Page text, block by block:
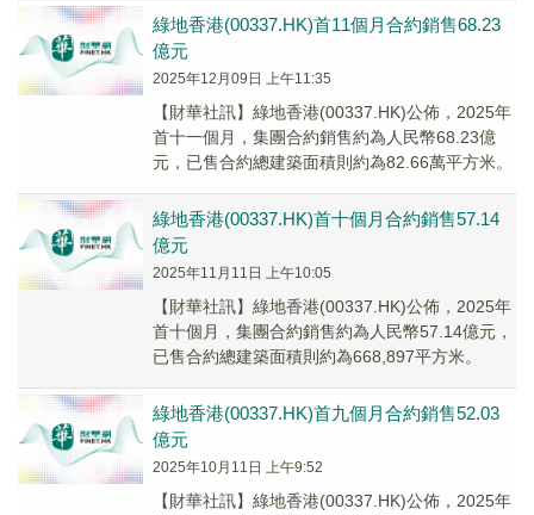
綠地香港(00337.HK)首11個月合約銷售68.23
億元
2025年12月09日 上午11:35
【財華社訊】綠地香港(00337.HK)公佈，2025年
首十一個月，集團合約銷售約為人民幣68.23億
元，已售合約總建築面積則約為82.66萬平方米。
綠地香港(00337.HK)首十個月合約銷售57.14
億元
2025年11月11日 上午10:05
【財華社訊】綠地香港(00337.HK)公佈，2025年
首十個月，集團合約銷售約為人民幣57.14億元，
已售合約總建築面積則約為668,897平方米。
綠地香港(00337.HK)首九個月合約銷售52.03
億元
2025年10月11日 上午9:52
【財華社訊】綠地香港(00337.HK)公佈，2025年